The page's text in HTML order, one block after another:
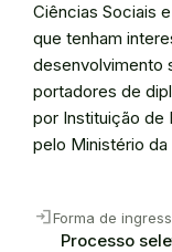
Ciências Sociais
que tenham
desenvolvimento
portadores de
por Instituição de
pelo Ministério
loginForma de
Processo